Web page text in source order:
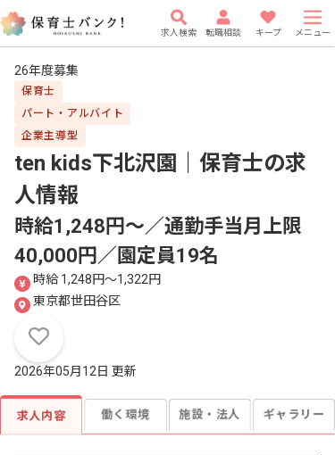
求人検索 転職相談 キープ メニュー
26年度募集
保育士
パート・アルバイト
企業主導型
ten kids下北沢園｜保育士の求
人情報
時給1,248円～／通勤手当月上限
40,000円／園定員19名
時給 1,248円〜1,322円
東京都世田谷区
2026年05月12日 更新
求人内容 働く環境 施設・法人 ギャラリー